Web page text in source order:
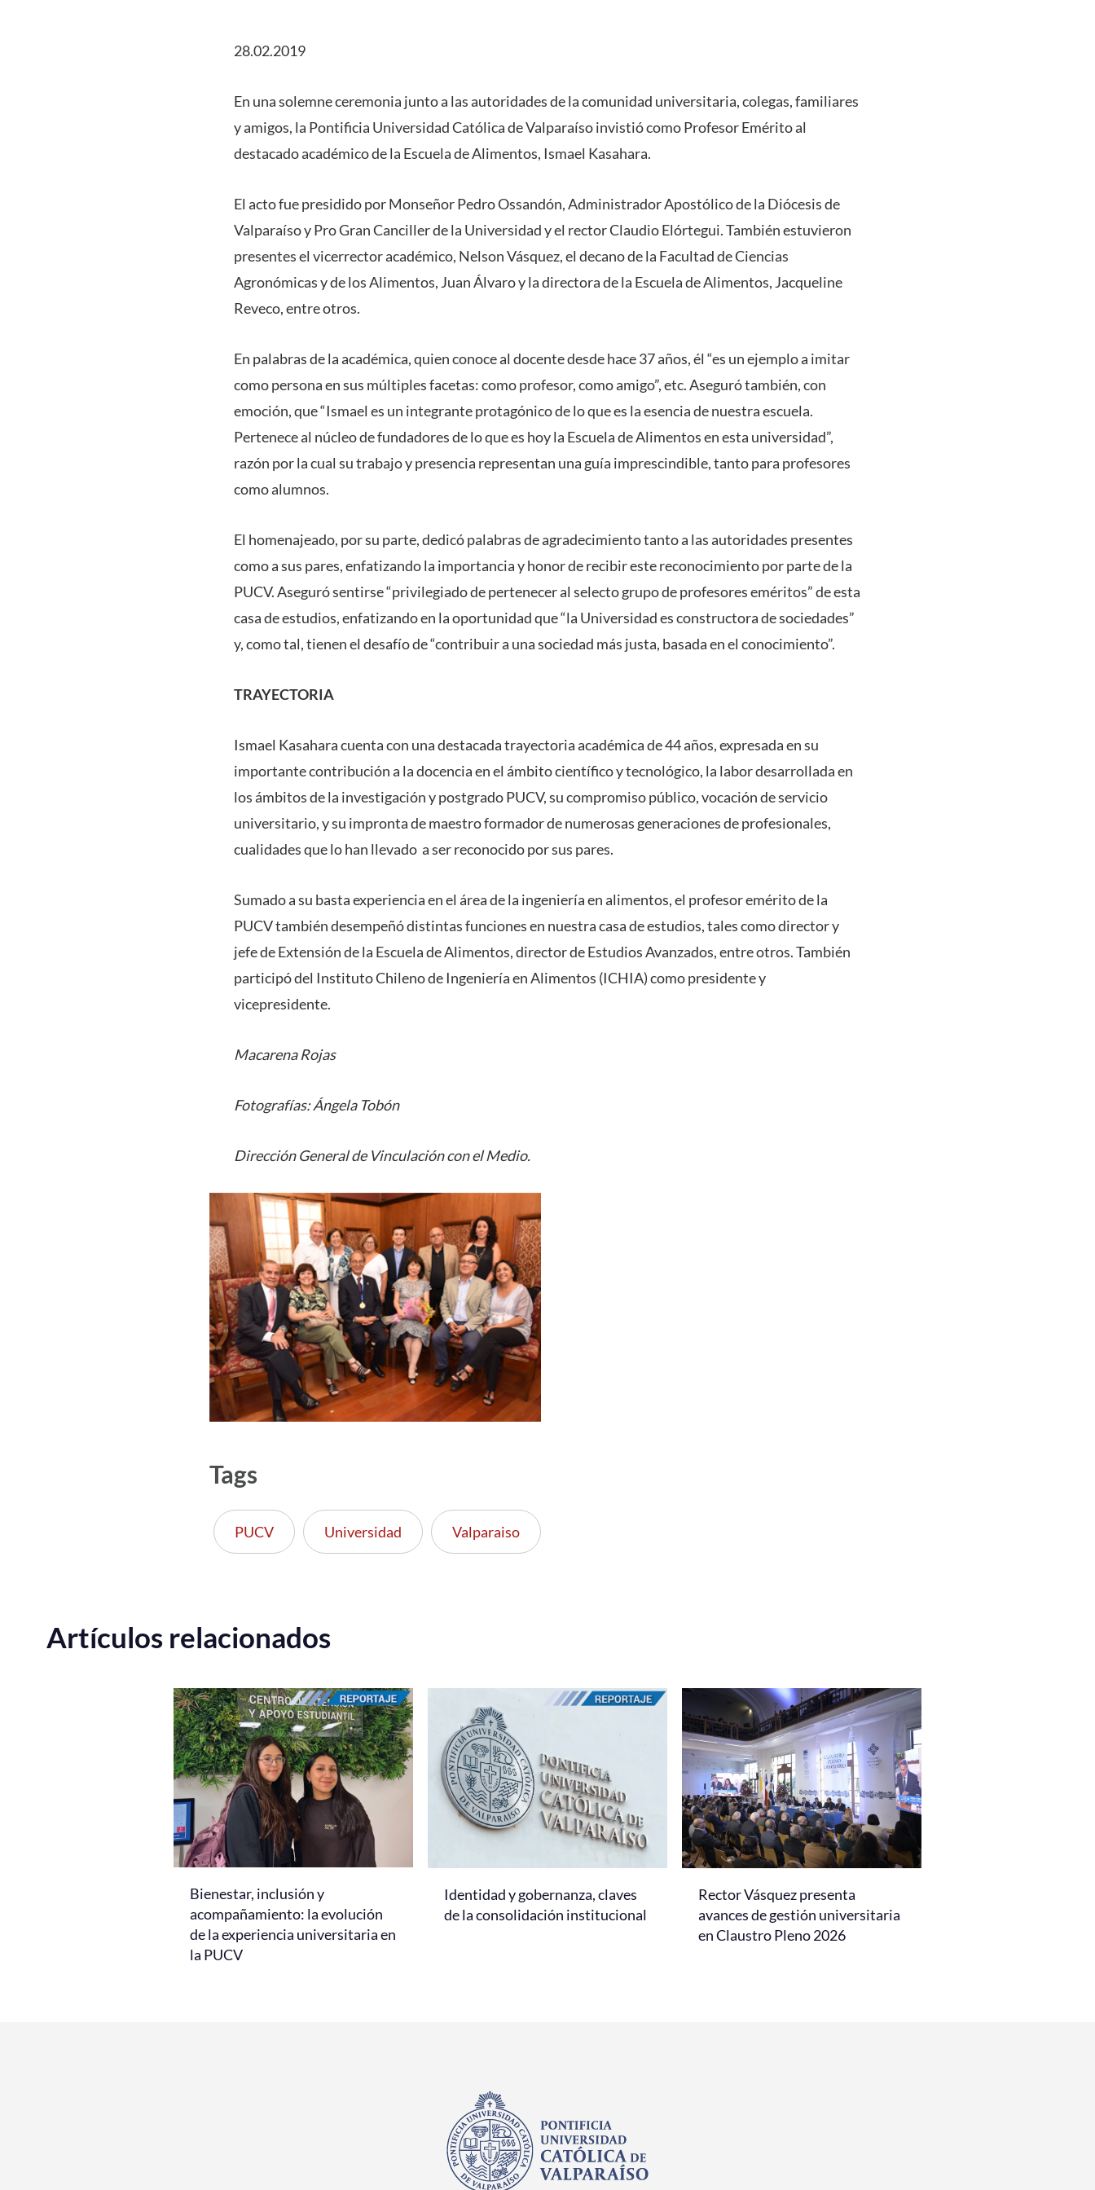
28.02.2019
En una solemne ceremonia junto a las autoridades de la comunidad universitaria, colegas, familiares
y amigos, la Pontificia Universidad Católica de Valparaíso invistió como Profesor Emérito al
destacado académico de la Escuela de Alimentos, Ismael Kasahara.
El acto fue presidido por Monseñor Pedro Ossandón, Administrador Apostólico de la Diócesis de
Valparaíso y Pro Gran Canciller de la Universidad y el rector Claudio Elórtegui. También estuvieron
presentes el vicerrector académico, Nelson Vásquez, el decano de la Facultad de Ciencias
Agronómicas y de los Alimentos, Juan Álvaro y la directora de la Escuela de Alimentos, Jacqueline
Reveco, entre otros.
En palabras de la académica, quien conoce al docente desde hace 37 años, él “es un ejemplo a imitar
como persona en sus múltiples facetas: como profesor, como amigo”, etc. Aseguró también, con
emoción, que “Ismael es un integrante protagónico de lo que es la esencia de nuestra escuela.
Pertenece al núcleo de fundadores de lo que es hoy la Escuela de Alimentos en esta universidad”,
razón por la cual su trabajo y presencia representan una guía imprescindible, tanto para profesores
como alumnos.
El homenajeado, por su parte, dedicó palabras de agradecimiento tanto a las autoridades presentes
como a sus pares, enfatizando la importancia y honor de recibir este reconocimiento por parte de la
PUCV. Aseguró sentirse “privilegiado de pertenecer al selecto grupo de profesores eméritos” de esta
casa de estudios, enfatizando en la oportunidad que “la Universidad es constructora de sociedades”
y, como tal, tienen el desafío de “contribuir a una sociedad más justa, basada en el conocimiento”.
TRAYECTORIA
Ismael Kasahara cuenta con una destacada trayectoria académica de 44 años, expresada en su
importante contribución a la docencia en el ámbito científico y tecnológico, la labor desarrollada en
los ámbitos de la investigación y postgrado PUCV, su compromiso público, vocación de servicio
universitario, y su impronta de maestro formador de numerosas generaciones de profesionales,
cualidades que lo han llevado a ser reconocido por sus pares.
Sumado a su basta experiencia en el área de la ingeniería en alimentos, el profesor emérito de la
PUCV también desempeñó distintas funciones en nuestra casa de estudios, tales como director y
jefe de Extensión de la Escuela de Alimentos, director de Estudios Avanzados, entre otros. También
participó del Instituto Chileno de Ingeniería en Alimentos (ICHIA) como presidente y
vicepresidente.
Macarena Rojas
Fotografías: Ángela Tobón
Dirección General de Vinculación con el Medio.
Tags
PUCV Universidad Valparaiso
Artículos relacionados
Bienestar, inclusión y
acompañamiento: la evolución
de la experiencia universitaria en
la PUCV
Identidad y gobernanza, claves
de la consolidación institucional
Rector Vásquez presenta
avances de gestión universitaria
en Claustro Pleno 2026